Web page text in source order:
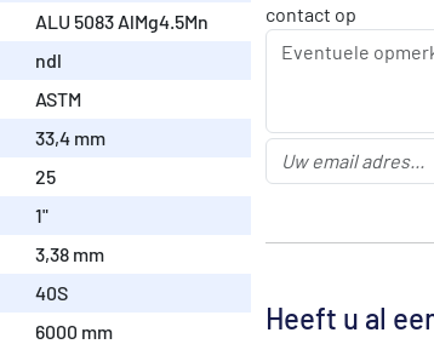
ALU 5083 AlMg4.5Mn
ndl
ASTM
33,4 mm
25
1"
3,38 mm
40S
6000 mm
contact op
Heeft u al